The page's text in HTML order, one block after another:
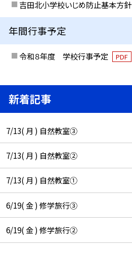
吉田北小学校いじめ防止基本方針
年間行事予定
令和８年度 学校行事予定 PDF
新着記事
7/13( 月 ) 自然教室③
7/13( 月 ) 自然教室②
7/13( 月 ) 自然教室①
6/19( 金 ) 修学旅行③
6/19( 金 ) 修学旅行②